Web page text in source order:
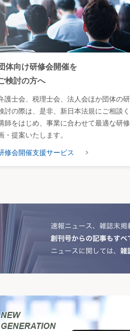
体向け研修会開催を
検討の方へ
護士会、税理士会、法人会ほか団体の
討の際は、是非、新日本法規にご相談く
師をはじめ、事業に合わせて最適な研
・提案いたします。
修会開催支援サービス